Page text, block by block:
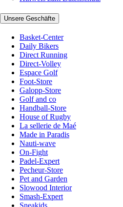
Unsere Geschäfte
Basket-Center
Daily Bikers
Direct Running
Direct-Volley
Espace Golf
Foot-Store
Galopp-Store
Golf and co
Handball-Store
House of Rugby
La sellerie de Maé
Made in Paradis
Nauti-wave
On-Fight
Padel-Expert
Pecheur-Store
Pet and Garden
Slowood Interior
Smash-Expert
Sneakids